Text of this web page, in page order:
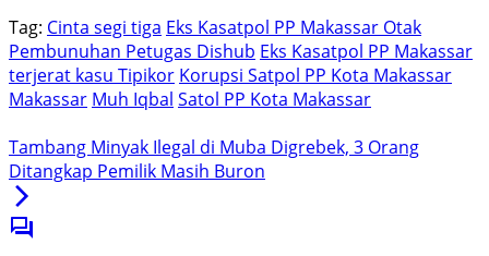
Tag: Cinta segi tiga Eks Kasatpol PP Makassar Otak
Pembunuhan Petugas Dishub Eks Kasatpol PP Makassar
terjerat kasu Tipikor Korupsi Satpol PP Kota Makassar
Makassar Muh Iqbal Satol PP Kota Makassar
Tambang Minyak Ilegal di Muba Digrebek, 3 Orang
Ditangkap Pemilik Masih Buron